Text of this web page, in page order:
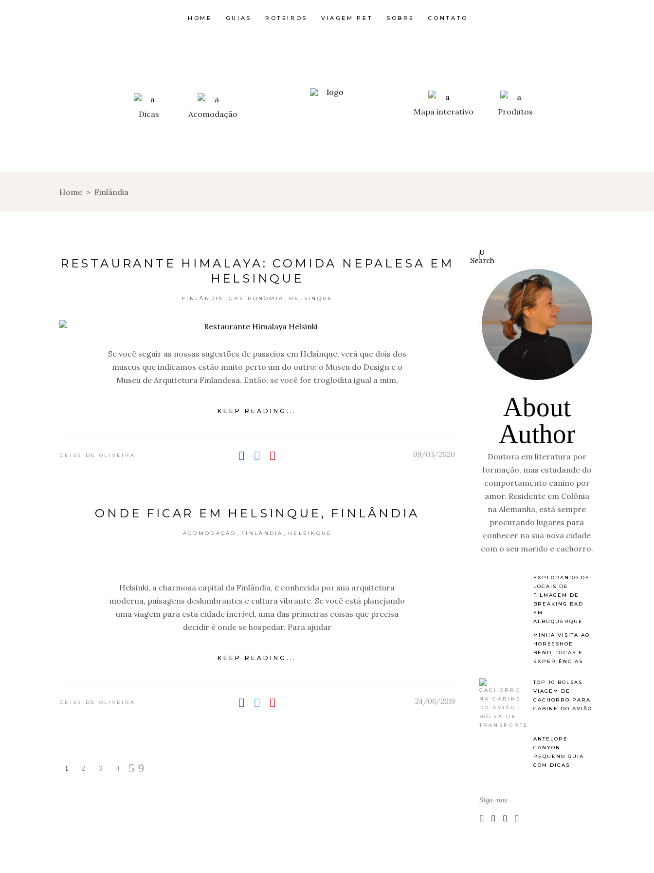
HOME GUIAS ROTEIROS VIAGEM PET SOBRE CONTATO
Dicas Acomodação Mapa interativo Produtos
Home > Finlândia
RESTAURANTE HIMALAYA: COMIDA NEPALESA EM
HELSINQUE
FINLÂNDIA GASTRONOMIA HELSINQUE
Se você seguir as nossas sugestões de passeios em Helsinque, verá que dois dos
museus que indicamos estão muito perto um do outro: o Museu do Design e o
Museu de Arquitetura Finlandesa. Então, se você for troglodita igual a mim,
KEEP READING...
DEISE DE OLIVEIRA 09/03/2020
ONDE FICAR EM HELSINQUE, FINLÂNDIA
ACOMODAÇÃO FINLÂNDIA HELSINQUE
Helsinki, a charmosa capital da Finlândia, é conhecida por sua arquitetura
moderna, paisagens deslumbrantes e cultura vibrante. Se você está planejando
uma viagem para esta cidade incrível, uma das primeiras coisas que precisa
decidir é onde se hospedar. Para ajudar
KEEP READING...
DEISE DE OLIVEIRA 24/06/2019
1 2 3 4
Search
About
Author
Doutora em literatura por
formação, mas estudande do
comportamento canino por
amor. Residente em Colônia
na Alemanha, está sempre
procurando lugares para
conhecer na sua nova cidade
com o seu marido e cachorro.
EXPLORANDO OS
LOCAIS DE
FILMAGEM DE
BREAKING BAD
EM
ALBUQUERQUE
MINHA VISITA AO
HORSESHOE
BEND: DICAS E
EXPERIÊNCIAS
TOP 10 BOLSAS
VIAGEM DE
CACHORRO PARA
CABINE DO AVIÃO
ANTELOPE
CANYON:
PEQUENO GUIA
COM DICAS
Siga-nos